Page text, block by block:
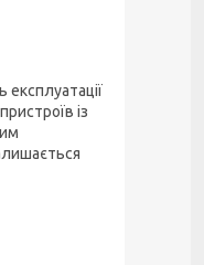
із